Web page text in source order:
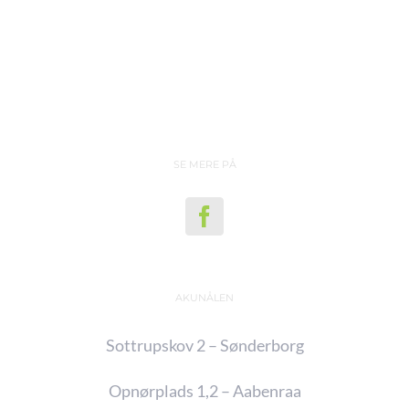
SE MERE PÅ
AKUNÅLEN
Sottrupskov 2 – Sønderborg
Opnørplads 1,2 – Aabenraa